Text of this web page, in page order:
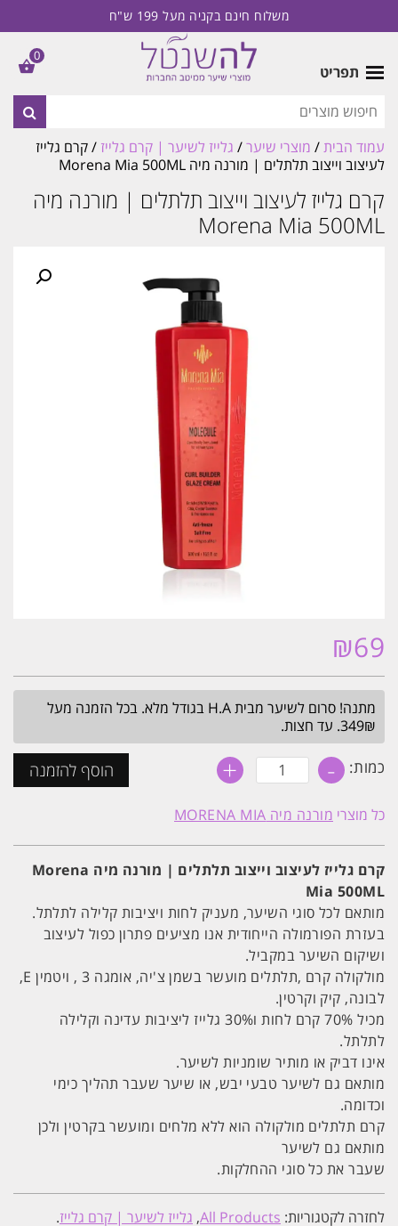
משלוח חינם בקניה מעל 199 ש"ח
תפריט
עמוד הבית/ מוצרי שיער/ גלייז לשיער | קרם גלייז / קרם גלייז
לעיצוב וייצוב תלתלים | מורנה מיה Morena Mia 500ML
קרם גלייז לעיצוב וייצוב תלתלים | מורנה מיה
Morena Mia 500ML
₪69
מתנה! סרום לשיער מבית H.A בגודל מלא. בכל הזמנה מעל
349₪. עד חצות.
כמות: - כמות
של
גלייז
לעיצוב
תלתלים
|
מורנה
מיה
Morena
Mia
500ML
+ הוסף להזמנה
כל מוצרי מורנה מיה MORENA MIA
קרם גלייז לעיצוב וייצוב תלתלים | מורנה מיה Morena
Mia 500ML
מותאם לכל סוגי השיער, מעניק לחות ויציבות קלילה לתלתל.
בעזרת הפורמולה הייחודית אנו מציעים פתרון כפול לעיצוב
ושיקום השיער במקביל.
מולקולה קרם ,תלתלים מועשר בשמן צ'יה, אומגה 3 , ויטמין E,
לבונה, קיק וקרטין.
מכיל 70% קרם לחות ו30% גלייז ליציבות עדינה וקלילה
לתלתל.
אינו דביק או מותיר שומניות לשיער.
מותאם גם לשיער טבעי יבש, או שיער שעבר תהליך כימי
וכדומה.
קרם תלתלים מולקולה הוא ללא מלחים ומועשר בקרטין ולכן
מותאם גם לשיער
שעבר את כל סוגי ההחלקות.
לחזרה לקטגוריות: All Products
, גלייז לשיער | קרם גלייז.
0